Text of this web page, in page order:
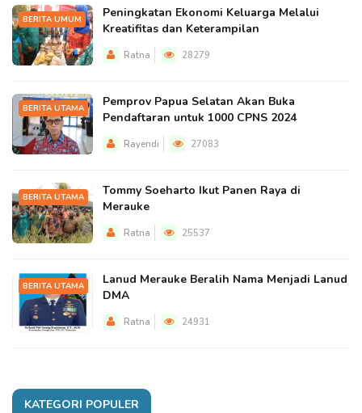
BERITA UMUM
Peningkatan Ekonomi Keluarga Melalui
Kreatifitas dan Keterampilan
Ratna 28279
BERITA UTAMA
Pemprov Papua Selatan Akan Buka
Pendaftaran untuk 1000 CPNS 2024
Rayendi 27083
BERITA UTAMA
Tommy Soeharto Ikut Panen Raya di
Merauke
Ratna 25537
BERITA UTAMA
Lanud Merauke Beralih Nama Menjadi Lanud
DMA
Ratna 24931
KATEGORI POPULER